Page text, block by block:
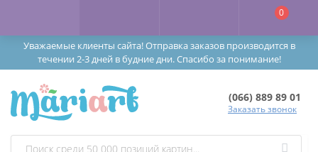
Уважаемые клиенты сайта! Отправка заказов производится в
течении 2-3 дней в будние дни. Спасибо за понимание!
0
(066) 889 89 01
Заказать звонок